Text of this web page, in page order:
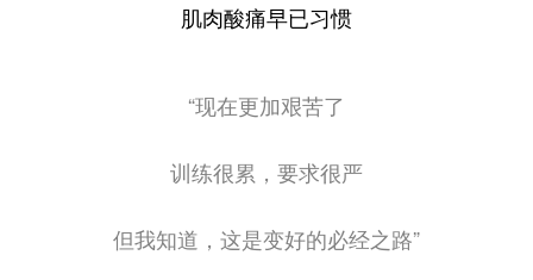
肌肉酸痛早已习惯
“现在更加艰苦了
训练很累，要求很严
但我知道，这是变好的必经之路”